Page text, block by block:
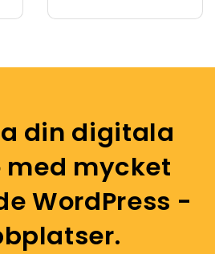
din digitala
med mycket
WordPress -